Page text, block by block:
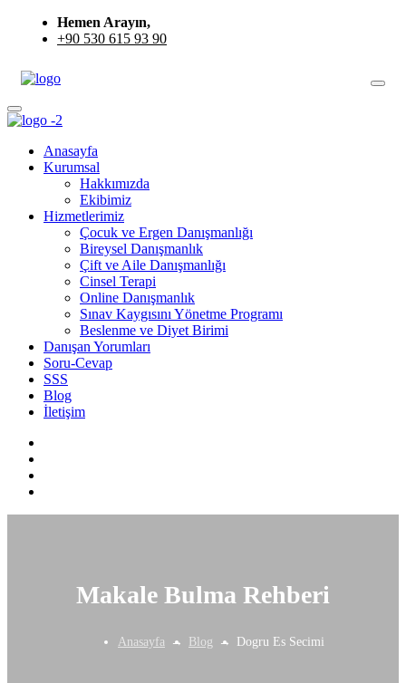
Hemen Arayın,
+90 530 615 93 90
Anasayfa
Kurumsal
Hakkımızda
Ekibimiz
Hizmetlerimiz
Çocuk ve Ergen Danışmanlığı
Bireysel Danışmanlık
Çift ve Aile Danışmanlığı
Cinsel Terapi
Online Danışmanlık
Sınav Kaygısını Yönetme Programı
Beslenme ve Diyet Birimi
Danışan Yorumları
Soru-Cevap
SSS
Blog
İletişim
Makale Bulma Rehberi
Anasayfa Blog Dogru Es Secimi